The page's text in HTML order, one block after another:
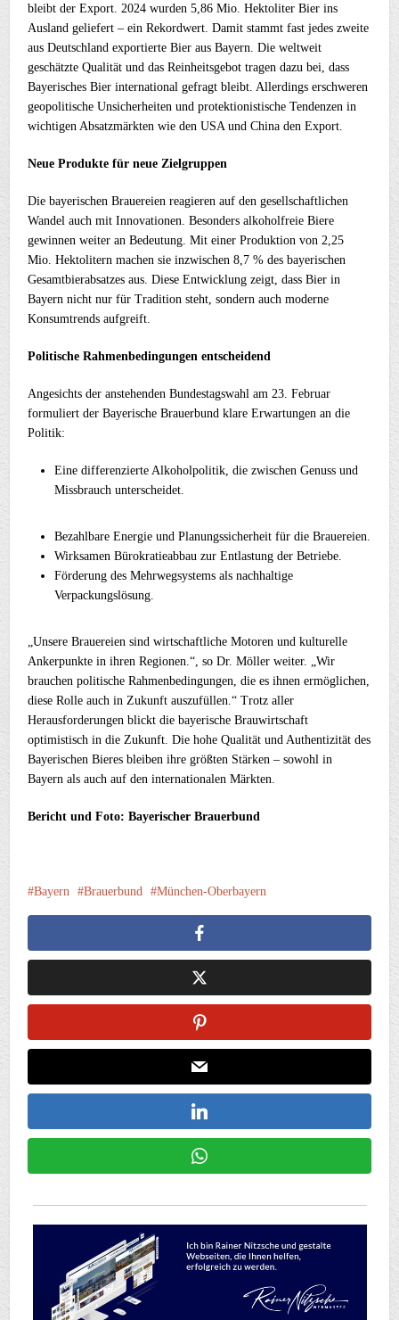
bleibt der Export. 2024 wurden 5,86 Mio. Hektoliter Bier ins
Ausland geliefert – ein Rekordwert. Damit stammt fast jedes zweite
aus Deutschland exportierte Bier aus Bayern. Die weltweit
geschätzte Qualität und das Reinheitsgebot tragen dazu bei, dass
Bayerisches Bier international gefragt bleibt. Allerdings erschweren
geopolitische Unsicherheiten und protektionistische Tendenzen in
wichtigen Absatzmärkten wie den USA und China den Export.
Neue Produkte für neue Zielgruppen
Die bayerischen Brauereien reagieren auf den gesellschaftlichen
Wandel auch mit Innovationen. Besonders alkoholfreie Biere
gewinnen weiter an Bedeutung. Mit einer Produktion von 2,25
Mio. Hektolitern machen sie inzwischen 8,7 % des bayerischen
Gesamtbierabsatzes aus. Diese Entwicklung zeigt, dass Bier in
Bayern nicht nur für Tradition steht, sondern auch moderne
Konsumtrends aufgreift.
Politische Rahmenbedingungen entscheidend
Angesichts der anstehenden Bundestagswahl am 23. Februar
formuliert der Bayerische Brauerbund klare Erwartungen an die
Politik:
Eine differenzierte Alkoholpolitik, die zwischen Genuss und
Missbrauch unterscheidet.
Bezahlbare Energie und Planungssicherheit für die Brauereien.
Wirksamen Bürokratieabbau zur Entlastung der Betriebe.
Förderung des Mehrwegsystems als nachhaltige
Verpackungslösung.
„Unsere Brauereien sind wirtschaftliche Motoren und kulturelle
Ankerpunkte in ihren Regionen.“, so Dr. Möller weiter. „Wir
brauchen politische Rahmenbedingungen, die es ihnen ermöglichen,
diese Rolle auch in Zukunft auszufüllen.“ Trotz aller
Herausforderungen blickt die bayerische Brauwirtschaft
optimistisch in die Zukunft. Die hohe Qualität und Authentizität des
Bayerischen Bieres bleiben ihre größten Stärken – sowohl in
Bayern als auch auf den internationalen Märkten.
Bericht und Foto: Bayerischer Brauerbund
Bayern Brauerbund München-Oberbayern